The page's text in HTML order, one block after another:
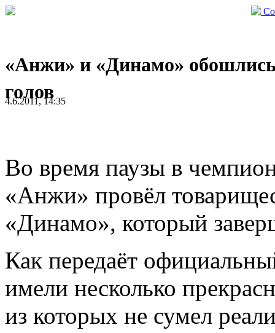
«Анжи» и «Динамо» обошлись
голов
4.6.2011, 14:35
Во время паузы в
«Анжи» провёл
«Динамо», который
Как передаёт
имели несколько
из которых не сумел